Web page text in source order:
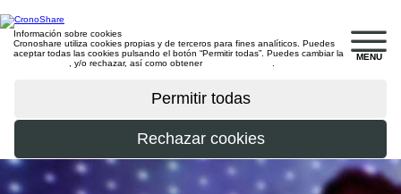
MENU
Información sobre cookies
Cronoshare utiliza cookies propias y de terceros para fines analíticos. Puedes
aceptar todas las cookies pulsando el botón “Permitir todas”. Puedes cambiar la
, y/o rechazar, así como obtener